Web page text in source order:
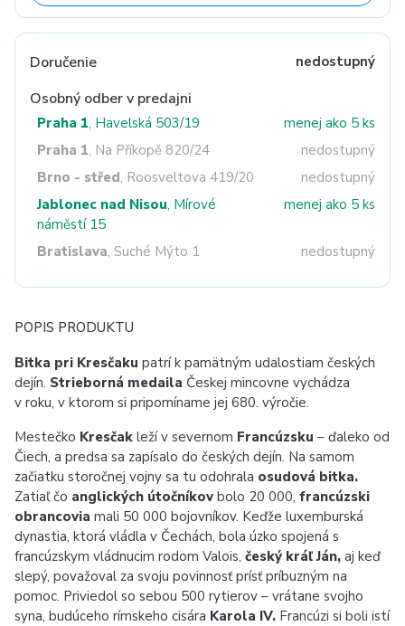
Doručenie nedostupný
Osobný odber v predajni
Praha 1, Havelská 503/19
menej ako 5 ks
Praha 1, Na Příkopě 820/24
nedostupný
Brno - střed, Roosveltova 419/20
nedostupný
Jablonec nad Nisou, Mírové
náměstí 15
menej ako 5 ks
Bratislava, Suché Mýto 1 nedostupný
POPIS PRODUKTU
Bitka pri Kresčaku patrí k pamätným udalostiam českých
dejín. Strieborná medaila Českej mincovne vychádza
v roku, v ktorom si pripomíname jej 680. výročie.
Mestečko Kresčak leží v severnom Francúzsku – ďaleko od
Čiech, a predsa sa zapísalo do českých dejín. Na samom
začiatku storočnej vojny sa tu odohrala osudová bitka.
Zatiaľ čo anglických útočníkov bolo 20 000, francúzski
obrancovia mali 50 000 bojovníkov. Keďže luxemburská
dynastia, ktorá vládla v Čechách, bola úzko spojená s
francúzskym vládnucim rodom Valois, český kráľ Ján, aj keď
slepý, považoval za svoju povinnosť prísť príbuzným na
pomoc. Priviedol so sebou 500 rytierov – vrátane svojho
syna, budúceho rímskeho cisára Karola IV. Francúzi si boli istí